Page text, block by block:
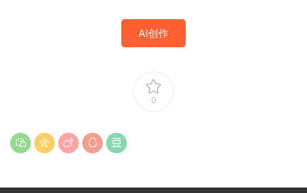
AI创作
0